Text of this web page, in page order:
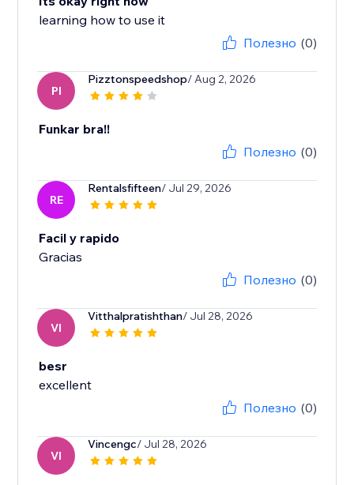
learning how to use it
Полезно (0)
PI
Pizztonspeedshop/ Aug 2, 2026
Funkar bra!!
Полезно (0)
RE
Rentalsfifteen/ Jul 29, 2026
Facil y rapido
Gracias
Полезно (0)
VI
Vitthalpratishthan/ Jul 28, 2026
besr
excellent
Полезно (0)
VI
Vincengc/ Jul 28, 2026